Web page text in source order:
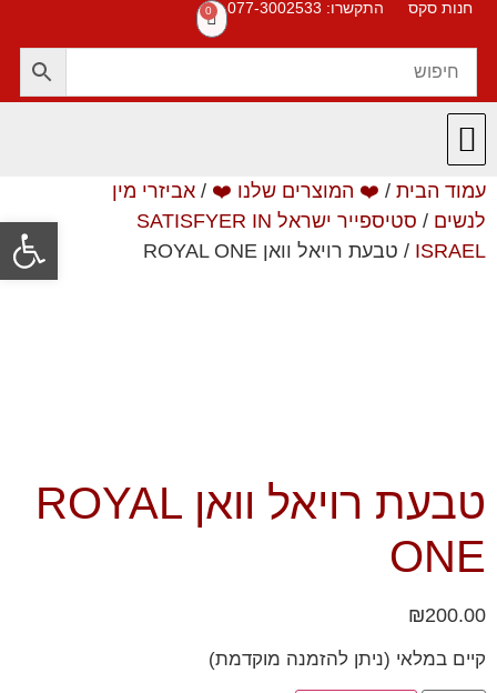
חנות סקס התקשרו: 077-3002533 0
עמוד הבית / ❤️ המוצרים שלנו ❤️ / אביזרי מין
לנשים /
סטיספייר ישראל SATISFYER IN
ISRAEL / טבעת רויאל וואן ROYAL ONE
טבעת רויאל וואן ROYAL
ONE
₪200.00
קיים במלאי (ניתן להזמנה מוקדמת)
פתח